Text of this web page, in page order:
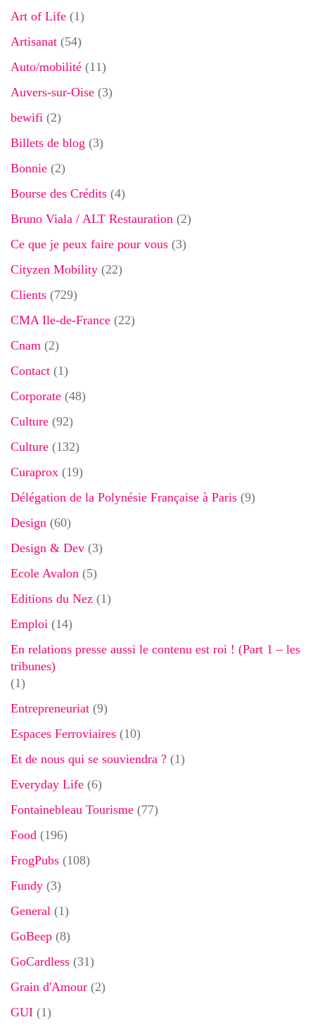
Art of Life (1)
Artisanat (54)
Auto/mobilité (11)
Auvers-sur-Oise (3)
bewifi (2)
Billets de blog (3)
Bonnie (2)
Bourse des Crédits (4)
Bruno Viala / ALT Restauration (2)
Ce que je peux faire pour vous (3)
Cityzen Mobility (22)
Clients (729)
CMA Ile-de-France (22)
Cnam (2)
Contact (1)
Corporate (48)
Culture (92)
Culture (132)
Curaprox (19)
Délégation de la Polynésie Française à Paris (9)
Design (60)
Design & Dev (3)
Ecole Avalon (5)
Editions du Nez (1)
Emploi (14)
En relations presse aussi le contenu est roi ! (Part 1 – les
tribunes)
(1)
Entrepreneuriat (9)
Espaces Ferroviaires (10)
Et de nous qui se souviendra ? (1)
Everyday Life (6)
Fontainebleau Tourisme (77)
Food (196)
FrogPubs (108)
Fundy (3)
General (1)
GoBeep (8)
GoCardless (31)
Grain d'Amour (2)
GUI (1)